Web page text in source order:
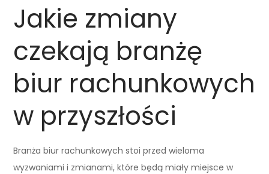
Jakie zmiany
czekają branżę
biur rachunkowych
w przyszłości
Branża biur rachunkowych stoi przed wieloma
wyzwaniami i zmianami, które będą miały miejsce w